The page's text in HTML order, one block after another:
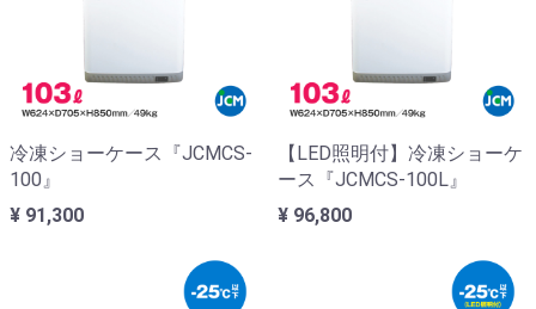
冷凍ショーケース『JCMCS-
100』
¥ 91,300
【LED照明付】冷凍ショーケ
ース『JCMCS-100L』
¥ 96,800